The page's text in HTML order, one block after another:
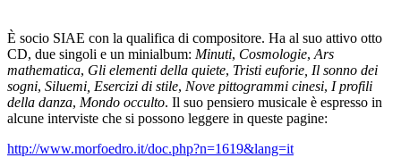
È socio SIAE con la qualifica di compositore. Ha al suo attivo otto
CD, due singoli e un minialbum: Minuti, Cosmologie, Ars
mathematica, Gli elementi della quiete, Tristi euforie, Il sonno dei
sogni, Siluemi, Esercizi di stile, Nove pittogrammi cinesi, I profili
della danza, Mondo occulto. Il suo pensiero musicale è espresso in
alcune interviste che si possono leggere in queste pagine:
http://www.morfoedro.it/doc.php?n=1619&lang=it